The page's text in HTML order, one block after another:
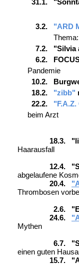
31.1.
3.2. "ARD
7.2. "Silvia
6.2.
Pandemie
10.2.
18.2. "zibb"
22.2.
beim Arzt
18.3.
Haarausfall
12.4.
abgelaufene
20.4.
Thrombosen
2.6.
24.6.
Mythen
6.7.
einen guten
15.7.